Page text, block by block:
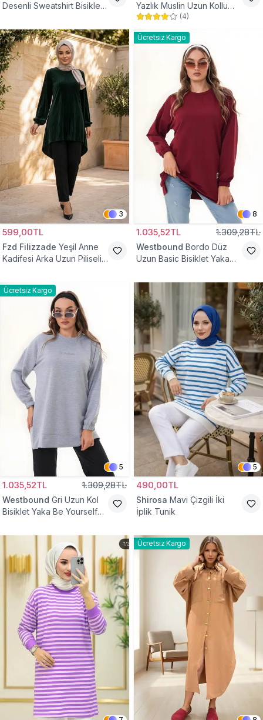
Desenli Sweatshirt Bisiklet
Yazlık Muslin Uzun Kollu
Hakim Yaka Cepli Tesettür
(4)
3
599,00TL
Fzd Filizzade Yeşil Anne
Kadifesi Arka Uzun Piliseli
Ücretsiz Kargo
8
1.035,52TL 1.309,28TL
Westbound Bordo Düz
Uzun Basic Bisiklet Yaka
Ücretsiz Kargo
5
1.035,52TL 1.309,28TL
Westbound Gri Uzun Kol
Bisiklet Yaka Be Yourself
5
490,00TL
Shirosa Mavi Çizgili İki
İplik Tunik
Ücretsiz Kargo